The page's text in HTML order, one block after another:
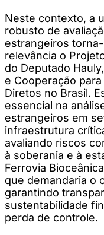
Neste contexto, a
robusto de
estrangeiros
relevância o
do Deputado
e Cooperação
Diretos no Brasil.
essencial na
estrangeiros em
infraestrutura
avaliando riscos
à soberania e à
Ferrovia
que demandaria o
garantindo
sustentabilidade
perda de controle.